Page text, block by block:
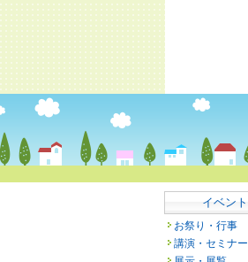
イベント
お祭り・行事
講演・セミナー